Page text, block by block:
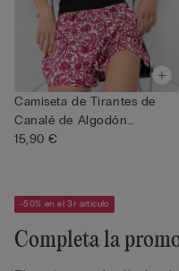
Camiseta de Tirantes de
Canalé de Algodón
Superior
15,90 €
-50% en el 3r artículo
Completa la